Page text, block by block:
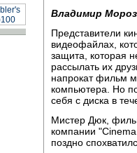
Владимир
Представители
видеофайлах,
защита, которая
рассылать их
напрокат фильм
компьютера. Но
себя с диска в
Мистер Дюк,
компании
поздно